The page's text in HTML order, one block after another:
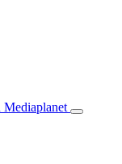
Mediaplanet